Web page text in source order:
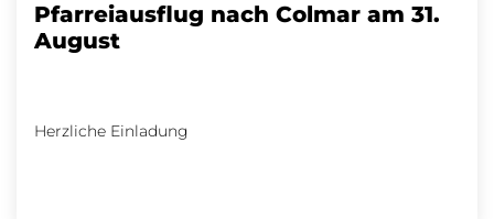
Pfarreiausflug nach Colmar am 31.
August
Herzliche Einladung